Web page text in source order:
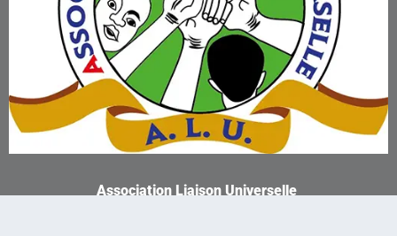
Association Liaison Universelle